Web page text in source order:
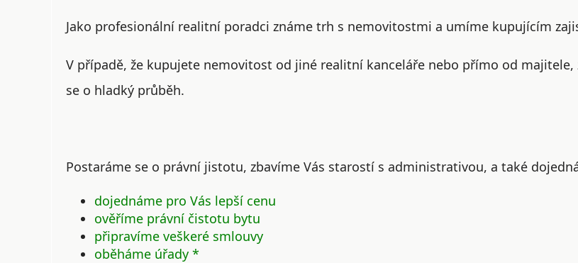
Jako profesionální realitní poradci známe trh s nemovitostmi a umíme kupujícím
V případě, že kupujete nemovitost od jiné realitní kanceláře nebo přímo od
se o hladký průběh.
Postaráme se o právní jistotu, zbavíme Vás starostí s administrativou, a také
dojednáme pro Vás lepší cenu
ověříme právní čistotu bytu
připravíme veškeré smlouvy
oběháme úřady *